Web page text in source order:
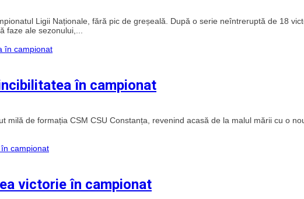
Ligii Naționale, fără pic de greșeală. După o serie neîntreruptă de 18
faze ale sezonului,...
în campionat
milă de formația CSM CSU Constanța, revenind acasă de la malul mării cu o
victorie în campionat